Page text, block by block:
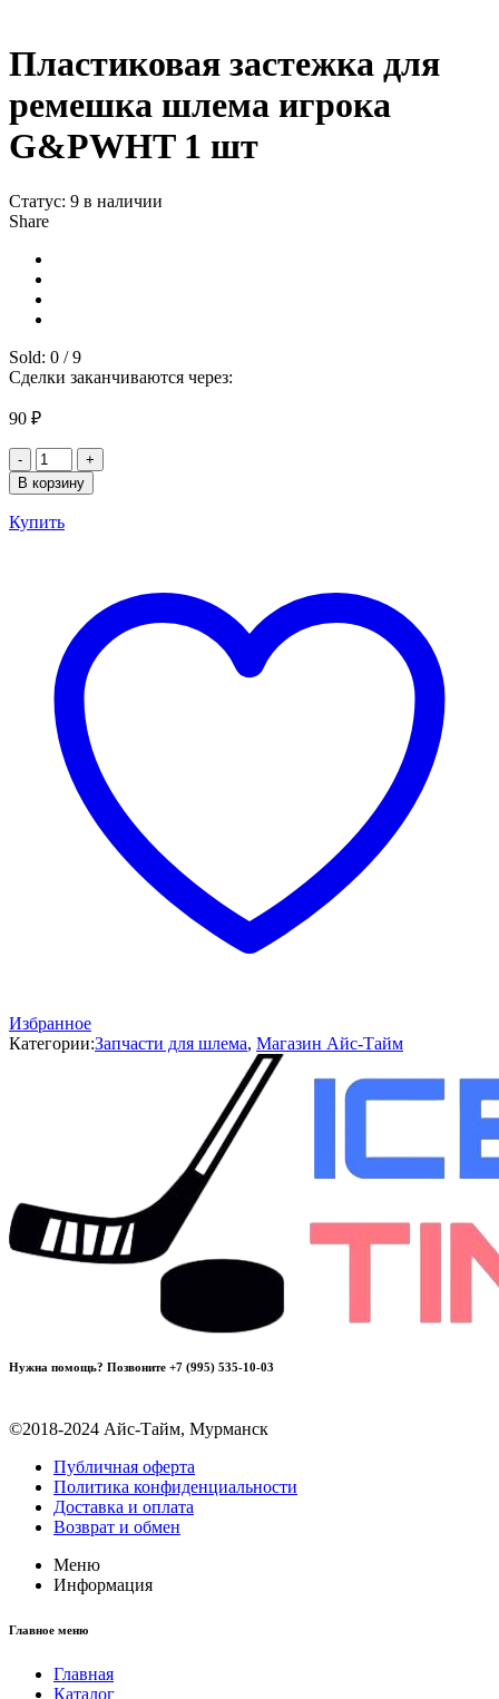
Пластиковая застежка для
ремешка шлема игрока
G&PWHT 1 шт
Статус: 9 в наличии
Share
Sold: 0 / 9
Сделки заканчиваются через:
90 ₽
Количество
товара
Пластиковая
застежка
для
G&PWHT
В корзину
Купить
Избранное
Категории:Запчасти для шлема, Магазин Айс-Тайм
Нужна помощь? Позвоните +7 (995) 535-10-03
©2018-2024 Айс-Тайм, Мурманск
Публичная оферта
Политика конфиденциальности
Доставка и оплата
Возврат и обмен
Меню
Информация
Главное меню
Главная
Каталог